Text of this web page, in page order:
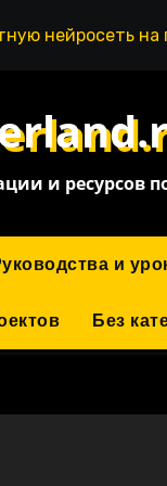
на пк
и ресурсов
и
Без